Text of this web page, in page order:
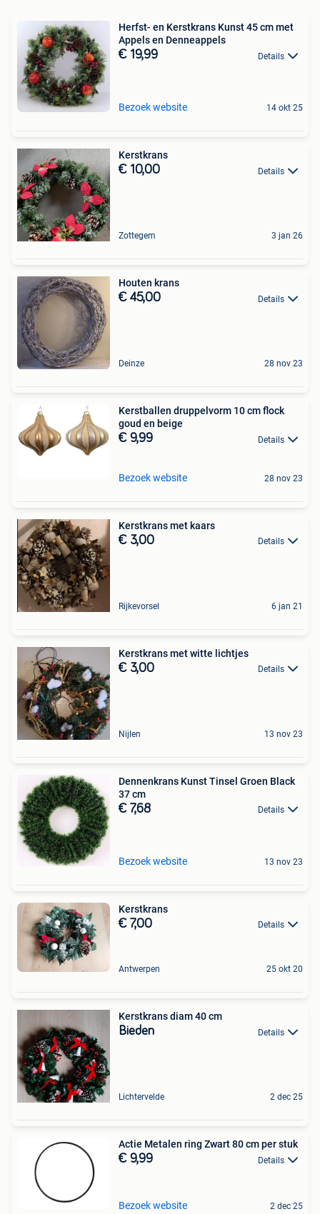
Herfst- en Kerstkrans Kunst 45 cm met
Appels en Denneappels
€ 19,99 Details
Bezoek website 14 okt 25
Kerstkrans
€ 10,00 Details
Zottegem 3 jan 26
Houten krans
€ 45,00 Details
Deinze 28 nov 23
Kerstballen druppelvorm 10 cm flock
goud en beige
€ 9,99 Details
Bezoek website 28 nov 23
Kerstkrans met kaars
€ 3,00 Details
Rijkevorsel 6 jan 21
Kerstkrans met witte lichtjes
€ 3,00 Details
Nijlen 13 nov 23
Dennenkrans Kunst Tinsel Groen Black
37 cm
€ 7,68 Details
Bezoek website 13 nov 23
Kerstkrans
€ 7,00 Details
Antwerpen 25 okt 20
Kerstkrans diam 40 cm
Bieden Details
Lichtervelde 2 dec 25
Actie Metalen ring Zwart 80 cm per stuk
€ 9,99 Details
Bezoek website 2 dec 25